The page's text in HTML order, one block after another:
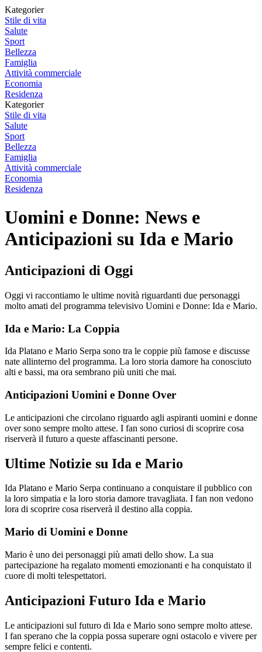
Kategorier
Stile di vita
Salute
Sport
Bellezza
Famiglia
Attività commerciale
Economia
Residenza
Kategorier
Stile di vita
Salute
Sport
Bellezza
Famiglia
Attività commerciale
Economia
Residenza
Uomini e Donne: News e
Anticipazioni su Ida e Mario
Anticipazioni di Oggi
Oggi vi raccontiamo le ultime novità riguardanti due personaggi
molto amati del programma televisivo Uomini e Donne: Ida e Mario.
Ida e Mario: La Coppia
Ida Platano e Mario Serpa sono tra le coppie più famose e discusse
nate allinterno del programma. La loro storia damore ha conosciuto
alti e bassi, ma ora sembrano più uniti che mai.
Anticipazioni Uomini e Donne Over
Le anticipazioni che circolano riguardo agli aspiranti uomini e donne
over sono sempre molto attese. I fan sono curiosi di scoprire cosa
riserverà il futuro a queste affascinanti persone.
Ultime Notizie su Ida e Mario
Ida Platano e Mario Serpa continuano a conquistare il pubblico con
la loro simpatia e la loro storia damore travagliata. I fan non vedono
lora di scoprire cosa riserverà il destino alla coppia.
Mario di Uomini e Donne
Mario è uno dei personaggi più amati dello show. La sua
partecipazione ha regalato momenti emozionanti e ha conquistato il
cuore di molti telespettatori.
Anticipazioni Futuro Ida e Mario
Le anticipazioni sul futuro di Ida e Mario sono sempre molto attese.
I fan sperano che la coppia possa superare ogni ostacolo e vivere per
sempre felici e contenti.